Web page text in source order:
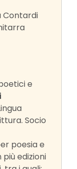
Contardi
e
Socio
poesia e
edizioni